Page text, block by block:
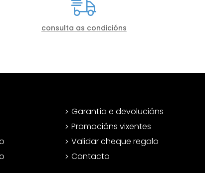
consulta as condicións
Garantía e devolucións
Promocións vixentes
Validar cheque regalo
Contacto